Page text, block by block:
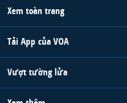
Xem toàn trang
Tải App của VOA
Vượt tường lửa